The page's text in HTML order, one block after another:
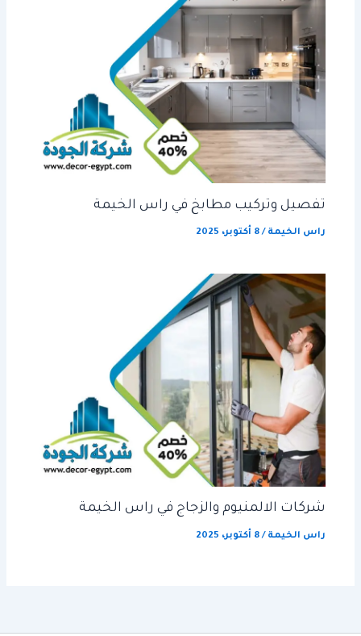
تفصيل وتركيب مطابخ في راس الخيمة
راس الخيمة /8 أكتوبر، 2025
شركات الالمنيوم والزجاج في راس الخيمة
راس الخيمة /8 أكتوبر، 2025